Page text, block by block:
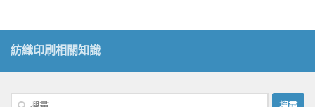
紡織印刷相關知識
搜